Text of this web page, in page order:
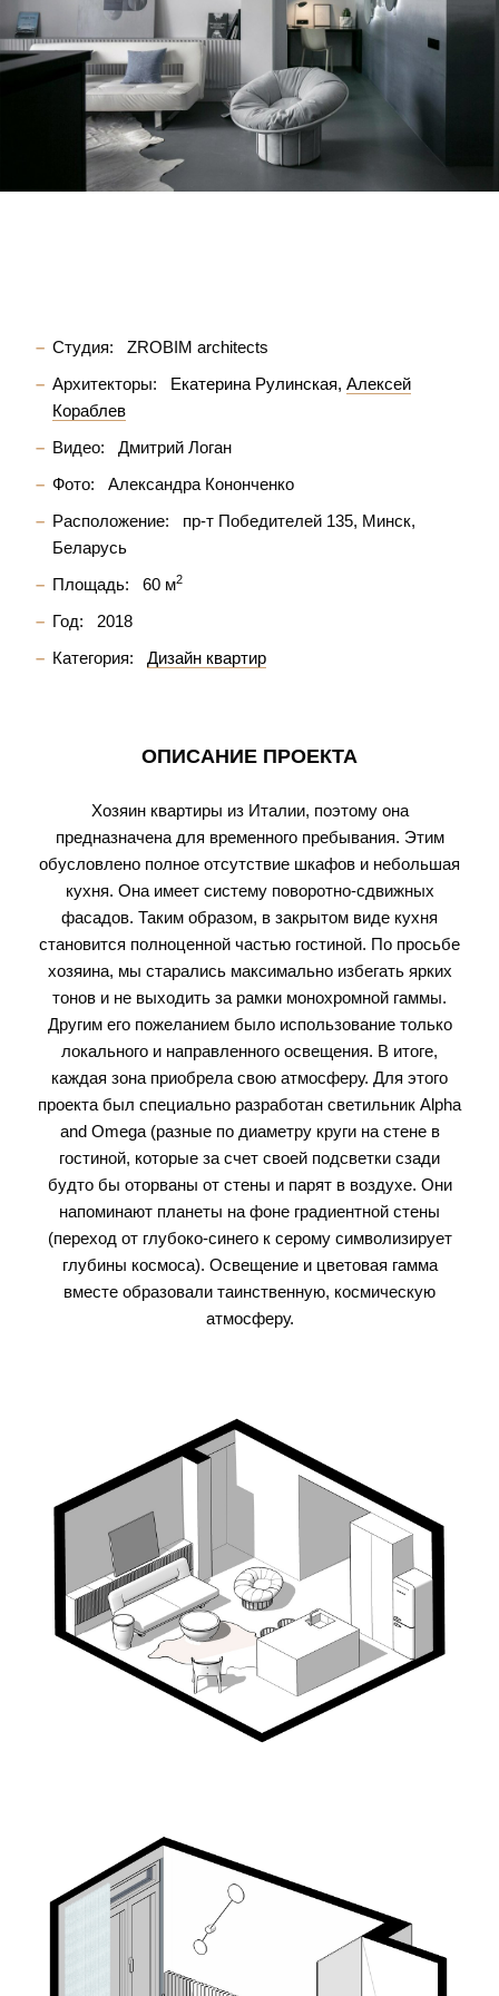
Студия:
ZROBIM architects
Архитекторы:
Екатерина Рулинская Алексей
Кораблев
Видео:
Дмитрий Логан
Фото:
Александра Кононченко
Расположение:
пр-т Победителей 135, Минск,
Беларусь
Площадь:
60 м2
Год:
2018
Категория:
Дизайн квартир
ОПИСАНИЕ ПРОЕКТА
Хозяин квартиры из Италии, поэтому она
предназначена для временного пребывания. Этим
обусловлено полное отсутствие шкафов и небольшая
кухня. Она имеет систему поворотно-сдвижных
фасадов. Таким образом, в закрытом виде кухня
становится полноценной частью гостиной. По просьбе
хозяина, мы старались максимально избегать ярких
тонов и не выходить за рамки монохромной гаммы.
Другим его пожеланием было использование только
локального и направленного освещения. В итоге,
каждая зона приобрела свою атмосферу. Для этого
проекта был специально разработан светильник Alpha
and Omega (разные по диаметру круги на стене в
гостиной, которые за счет своей подсветки сзади
будто бы оторваны от стены и парят в воздухе. Они
напоминают планеты на фоне градиентной стены
(переход от глубоко-синего к серому символизирует
глубины космоса). Освещение и цветовая гамма
вместе образовали таинственную, космическую
атмосферу.